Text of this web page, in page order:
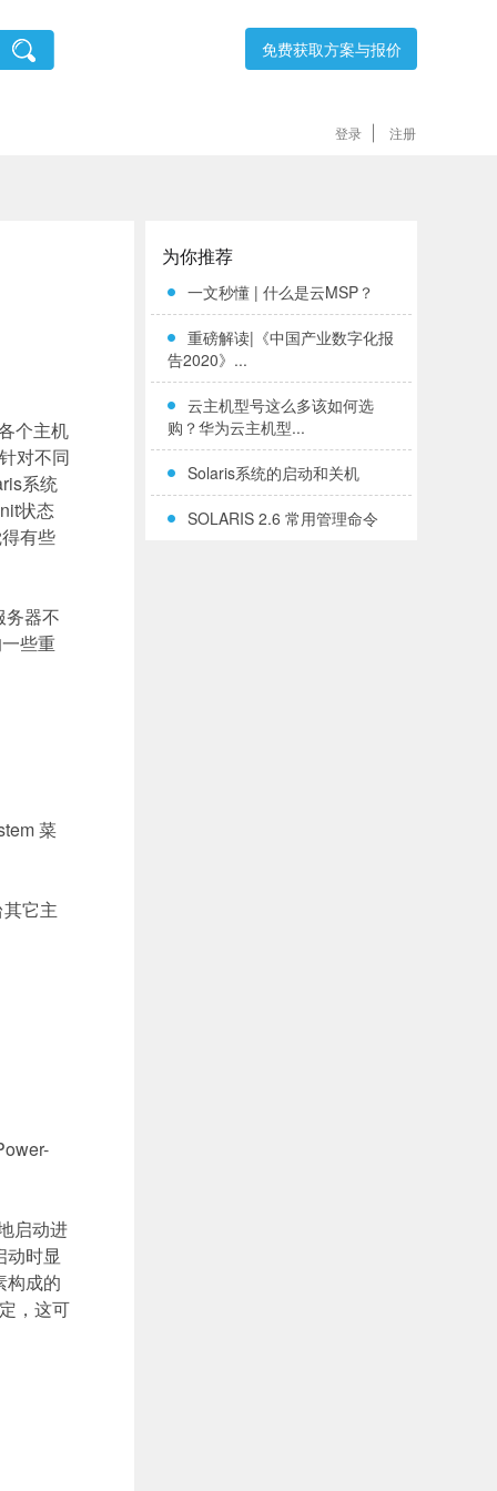
免费获取方案与报价
登录 注册
个主机
对不同
系统
状态
有些
务器不
些重
菜
它主
启动进
动时显
构成的
，这可
为你推荐
一文秒懂 | 什么是云MSP？
重磅解读|《中国产业数字化报
告2020》...
云主机型号这么多该如何选
购？华为云主机型...
Solaris系统的启动和关机
SOLARIS 2.6 常用管理命令